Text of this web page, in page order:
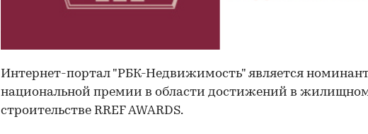
Интернет-портал "РБК-Недвижимость" является
национальной премии в области достижений в
строительстве RREF AWARDS.